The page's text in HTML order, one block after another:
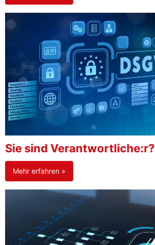
Sie sind Verantwortliche:r?
Mehr erfahren »